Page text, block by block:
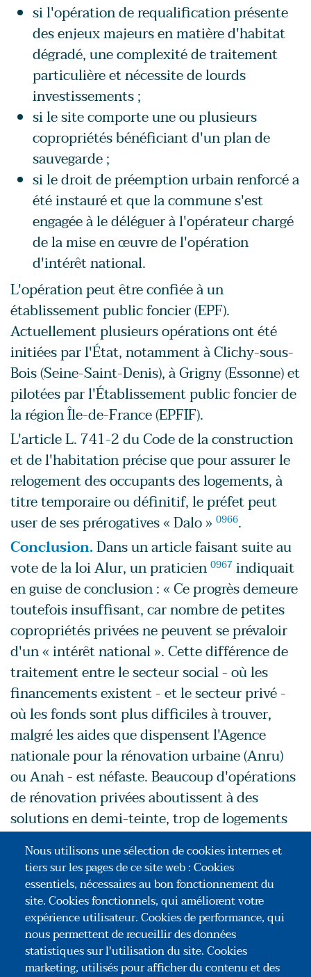
si l'opération de requalification présente
des enjeux majeurs en matière d'habitat
dégradé, une complexité de traitement
particulière et nécessite de lourds
investissements ;
si le site comporte une ou plusieurs
copropriétés bénéficiant d'un plan de
sauvegarde ;
si le droit de préemption urbain renforcé a
été instauré et que la commune s'est
engagée à le déléguer à l'opérateur chargé
de la mise en œuvre de l'opération
d'intérêt national.
L'opération peut être confiée à un
établissement public foncier (EPF).
Actuellement plusieurs opérations ont été
initiées par l'État, notamment à Clichy-sous-
Bois (Seine-Saint-Denis), à Grigny (Essonne) et
pilotées par l'Établissement public foncier de
la région Île-de-France (EPFIF).
L'article L. 741-2 du Code de la construction
et de l'habitation précise que pour assurer le
relogement des occupants des logements, à
titre temporaire ou définitif, le préfet peut
user de ses prérogatives « Dalo » 0966.
Conclusion.Dans un article faisant suite au
vote de la loi Alur, un praticien 0967 indiquait
en guise de conclusion : « Ce progrès demeure
toutefois insuffisant, car nombre de petites
copropriétés privées ne peuvent se prévaloir
d'un « intérêt national ». Cette différence de
traitement entre le secteur social - où les
financements existent - et le secteur privé -
où les fonds sont plus difficiles à trouver,
malgré les aides que dispensent l'Agence
nationale pour la rénovation urbaine (Anru)
ou Anah - est néfaste. Beaucoup d'opérations
de rénovation privées aboutissent à des
solutions en demi-teinte, trop de logements
délabrés, de parties communes insalubres et
de parcs de stationnement insécurisés
subsistant faute de moyens. Mieux vaudrait
donc, en matière de logement, renoncer à ces
cloisonnements rigides, faute de quoi les
difficultés des copropriétés privées dégradées
subsisteront ».
Nous utilisons une sélection de cookies internes et
tiers sur les pages de ce site web : Cookies
essentiels, nécessaires au bon fonctionnement du
site. Cookies fonctionnels, qui améliorent votre
expérience utilisateur. Cookies de performance, qui
nous permettent de recueillir des données
statistiques sur l'utilisation du site. Cookies
marketing, utilisés pour afficher du contenu et des